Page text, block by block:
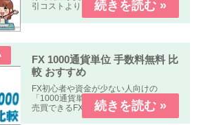
引コストよりも貰える金額の方が多い
オトクなキャンペーン中心に掲載して
います。
FX 1000通貨単位 手数料無料 比
較 おすすめ
FX初心者や資金が少ない人向けの
「1000通貨単位以下、手数料無料」で
売買できるFX業者の比較記事です。